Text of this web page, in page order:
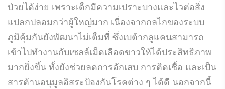
ป่วยได้ง่าย เพราะเด็กมีความเปราะบางและไวต่อสิ่ง
แปลกปลอมกว่าผู้ใหญ่มาก เนื่องจากกลไกของระบบ
ภูมิคุ้มกันยังพัฒนาไม่เต็มที่ ซึ่งเบต้ากลูแคนสามารถ
เข้าไปทำงานกับเซลล์เม็ดเลือดขาวให้ได้ประสิทธิภาพ
มากยิ่งขึ้น ทั้งยังช่วยลดการอักเสบ การติดเชื้อ และเป็น
สารต้านอนุมูลอิสระป้องกันโรคต่าง ๆ ได้ดี นอกจากนี้